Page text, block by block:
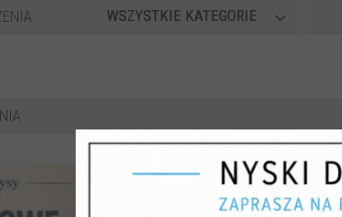
WSZYSTKIE KATEGORIE